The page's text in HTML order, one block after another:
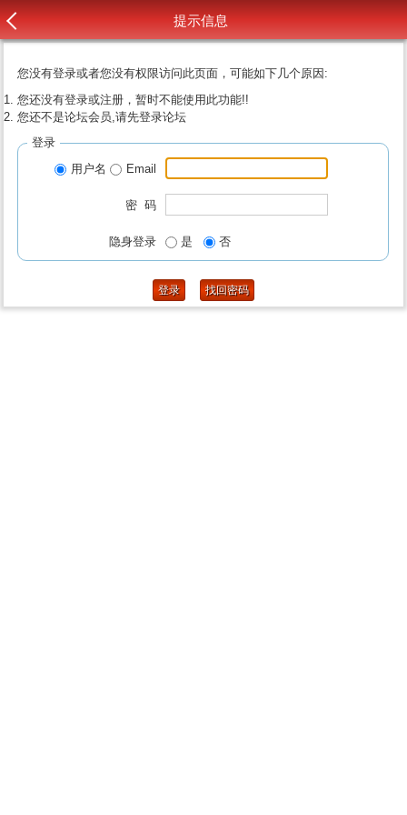
提示信息
您没有登录或者您没有权限访问此页面，可能如下几个原因:
您还没有登录或注册，暂时不能使用此功能!!
您还不是论坛会员,请先登录论坛
登录
用户名
Email
密 码
隐身登录 是 否